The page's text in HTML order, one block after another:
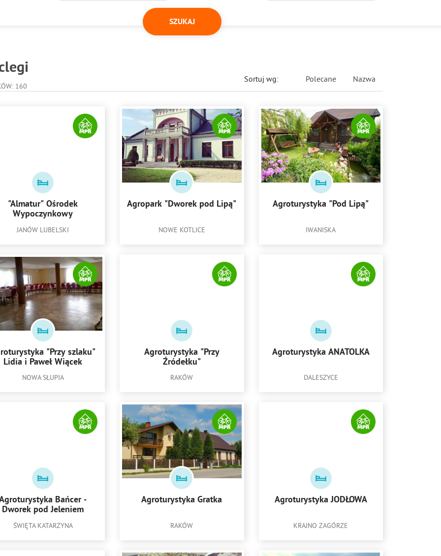
160
Sortuj wg: Polecane Nazwa
"Almatur" Ośrodek
Wypoczynkowy
JANÓW LUBELSKI
Agropark "Dworek pod Lipą"
NOWE KOTLICE
Agroturystyka "Pod Lipą"
IWANISKA
"Przy szlaku"
Lidia i Paweł Wiącek
NOWA SŁUPIA
Agroturystyka "Przy
Źródełku"
RAKÓW
Agroturystyka ANATOLKA
DALESZYCE
Bańcer -
Dworek pod Jeleniem
ŚWIĘTA KATARZYNA
Agroturystyka Gratka
RAKÓW
Agroturystyka JODŁOWA
KRAJNO ZAGÓRZE